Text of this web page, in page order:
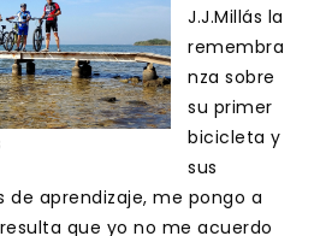
J.J.Millás la
remembra
nza sobre
su primer
bicicleta y
sus
de aprendizaje, me pongo a
que yo no me acuerdo